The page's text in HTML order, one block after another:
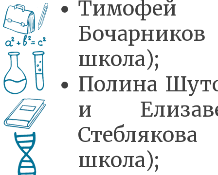
Тимофей
Бочарников
школа);
Полина
и
Стеблякова
школа);